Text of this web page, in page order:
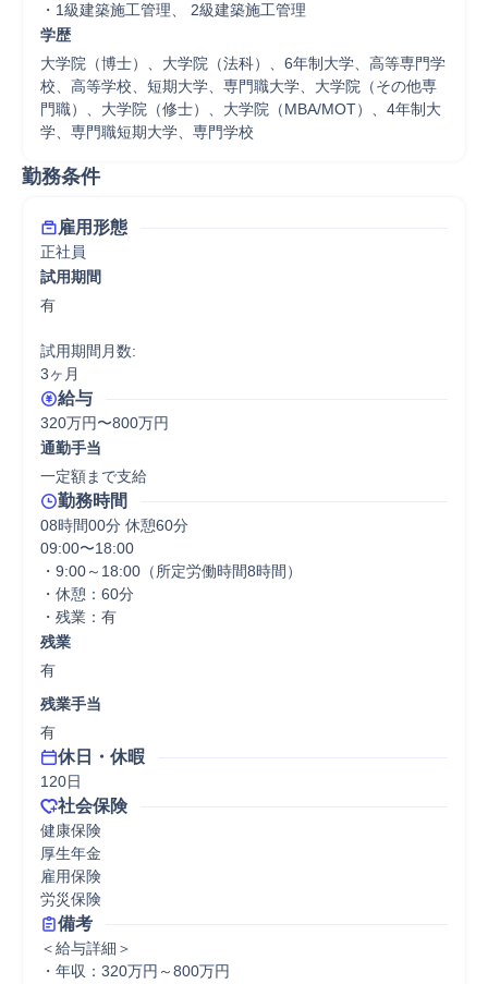
・1級建築施工管理、 2級建築施工管理
学歴
大学院（博士）、大学院（法科）、6年制大学、高等専門学
校、高等学校、短期大学、専門職大学、大学院（その他専
門職）、大学院（修士）、大学院（MBA/MOT）、4年制大
学、専門職短期大学、専門学校
勤務条件
雇用形態
正社員
試用期間
有
試用期間月数:
3ヶ月
給与
320万円〜800万円
通勤手当
一定額まで支給
勤務時間
08時間00分 休憩60分
09:00〜18:00
・9:00～18:00（所定労働時間8時間）
・休憩：60分
・残業：有
残業
有
残業手当
有
休日・休暇
120日
社会保険
健康保険
厚生年金
雇用保険
労災保険
備考
＜給与詳細＞
・年収：320万円～800万円